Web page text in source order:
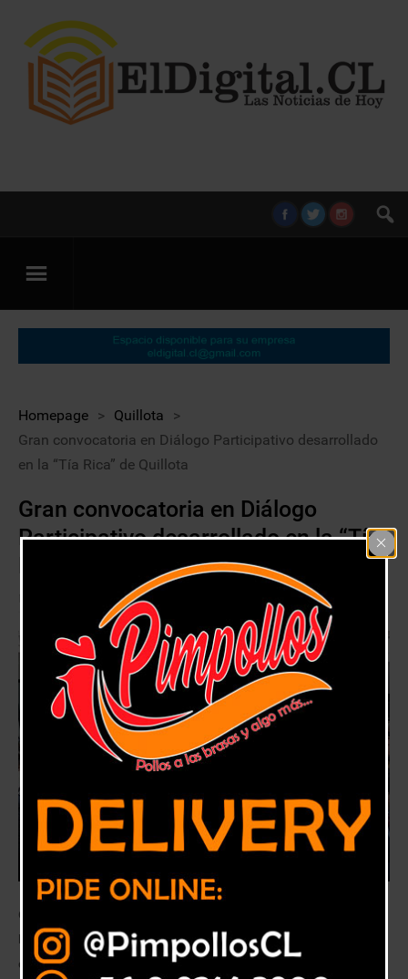
Homepage > Quillota
>
Gran convocatoria en Diálogo Participativo desarrollado
en la “Tía Rica” de Quillota
Gran convocatoria en Diálogo
Participativo desarrollado en la “Tía
Rica” de Quillota
Quillota
Gobernador Provincial Iván Cisternas, destacó la iniciativa “que va en
línea en lo que ha pedido el Presidente Sebastián Piñera que es estar
con la comunidad y escuchar a la gente”.